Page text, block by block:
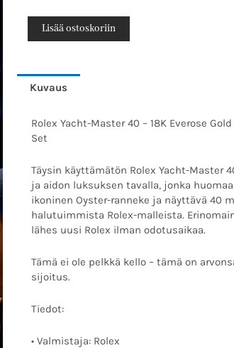
Master
40
18K
Punakulta
Teräs
Uusi
2023
Ref.
määrä
Lisää ostoskoriin
Kuvaus
Rolex Yacht-Master 40 – 18K Everose
Set
Täysin käyttämätön Rolex Yacht-Master
ja aidon luksuksen tavalla, jonka
ikoninen Oyster-ranneke ja näyttävä 40
halutuimmista Rolex-malleista.
lähes uusi Rolex ilman odotusaikaa.
Tämä ei ole pelkkä kello – tämä on
sijoitus.
Tiedot:
• Valmistaja: Rolex